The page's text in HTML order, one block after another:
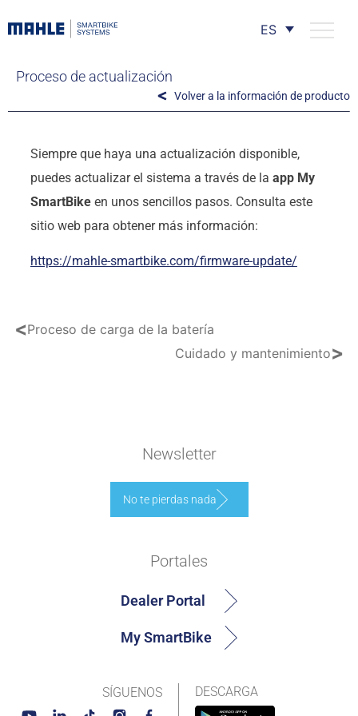
ES
Proceso de actualización
Volver a la información de producto
Siempre que haya una actualización disponible,
puedes actualizar el sistema a través de la app My
SmartBikeen unos sencillos pasos. Consulta este
sitio web para obtener más información:
https://mahle-smartbike.com/firmware-update/
<Proceso de carga de la batería
Cuidado y mantenimiento>
Newsletter
No te pierdas nada
DESCARGA
Portales
Dealer Portal
My SmartBike
SÍGUENOS